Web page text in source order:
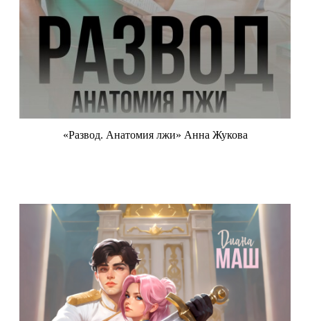
«Развод. Анатомия лжи» Анна Жукова